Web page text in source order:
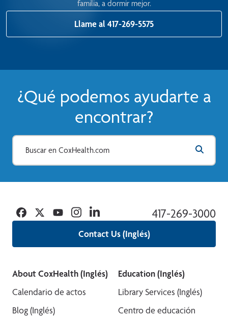
familia, a dormir mejor.
Llame al 417-269-5575
¿Qué podemos ayudarte a
encontrar?
Contact Us (Inglés)
417-269-3000
Facebook
TwitterYouTubeInstagramLinkedin
About CoxHealth (Inglés)
Calendario de actos
Blog (Inglés)
Education (Inglés)
Library Services (Inglés)
Centro de educación